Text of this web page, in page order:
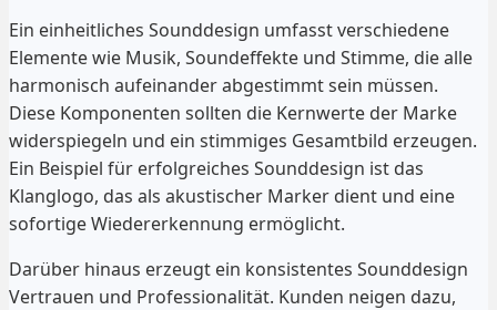
Ein einheitliches Sounddesign umfasst verschiedene
Elemente wie Musik, Soundeffekte und Stimme, die alle
harmonisch aufeinander abgestimmt sein müssen.
Diese Komponenten sollten die Kernwerte der Marke
widerspiegeln und ein stimmiges Gesamtbild erzeugen.
Ein Beispiel für erfolgreiches Sounddesign ist das
Klanglogo, das als akustischer Marker dient und eine
sofortige Wiedererkennung ermöglicht.
Darüber hinaus erzeugt ein konsistentes Sounddesign
Vertrauen und Professionalität. Kunden neigen dazu,